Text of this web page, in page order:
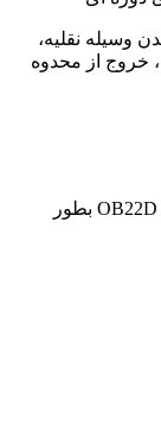
وسیله نقلیه،
خروج از محدوه
امکان تعریف عملکرد خودرو توسط ردیاب ویگو OB22D بطور